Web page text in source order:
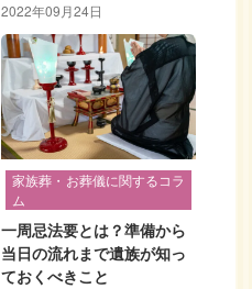
2022年09月24日
家族葬・お葬儀に関するコラ
ム
一周忌法要とは？準備から
当日の流れまで遺族が知っ
ておくべきこと